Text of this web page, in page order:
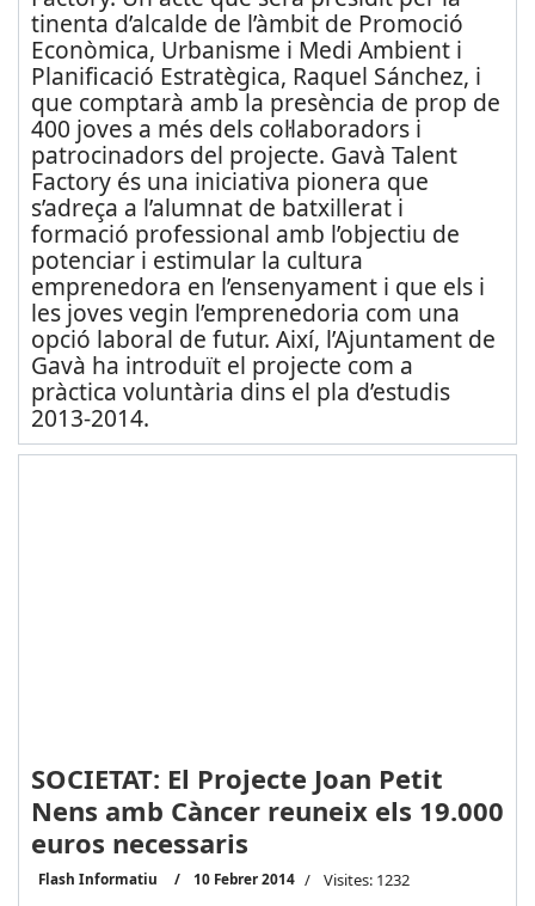
tinenta d’alcalde de l’àmbit de Promoció
Econòmica, Urbanisme i Medi Ambient i
Planificació Estratègica, Raquel Sánchez, i
que comptarà amb la presència de prop de
400 joves a més dels col·laboradors i
patrocinadors del projecte. Gavà Talent
Factory és una iniciativa pionera que
s’adreça a l’alumnat de batxillerat i
formació professional amb l’objectiu de
potenciar i estimular la cultura
emprenedora en l’ensenyament i que els i
les joves vegin l’emprenedoria com una
opció laboral de futur. Així, l’Ajuntament de
Gavà ha introduït el projecte com a
pràctica voluntària dins el pla d’estudis
2013-2014.
SOCIETAT: El Projecte Joan Petit
Nens amb Càncer reuneix els 19.000
euros necessaris
Flash Informatiu 10 Febrer 2014 Visites: 1232